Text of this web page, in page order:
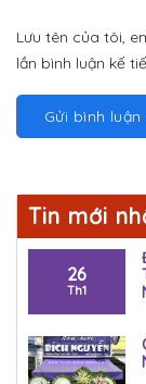
Lưu tên của tôi,
lần bình luận kế
Tin mới
26
Th1